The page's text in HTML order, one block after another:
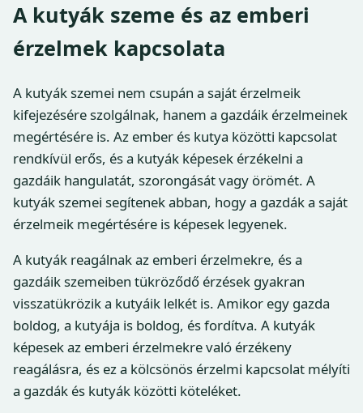
A kutyák szeme és az emberi
érzelmek kapcsolata
A kutyák szemei nem csupán a saját érzelmeik
kifejezésére szolgálnak, hanem a gazdáik érzelmeinek
megértésére is. Az ember és kutya közötti kapcsolat
rendkívül erős, és a kutyák képesek érzékelni a
gazdáik hangulatát, szorongását vagy örömét. A
kutyák szemei segítenek abban, hogy a gazdák a saját
érzelmeik megértésére is képesek legyenek.
A kutyák reagálnak az emberi érzelmekre, és a
gazdáik szemeiben tükröződő érzések gyakran
visszatükrözik a kutyáik lelkét is. Amikor egy gazda
boldog, a kutyája is boldog, és fordítva. A kutyák
képesek az emberi érzelmekre való érzékeny
reagálásra, és ez a kölcsönös érzelmi kapcsolat mélyíti
a gazdák és kutyák közötti köteléket.